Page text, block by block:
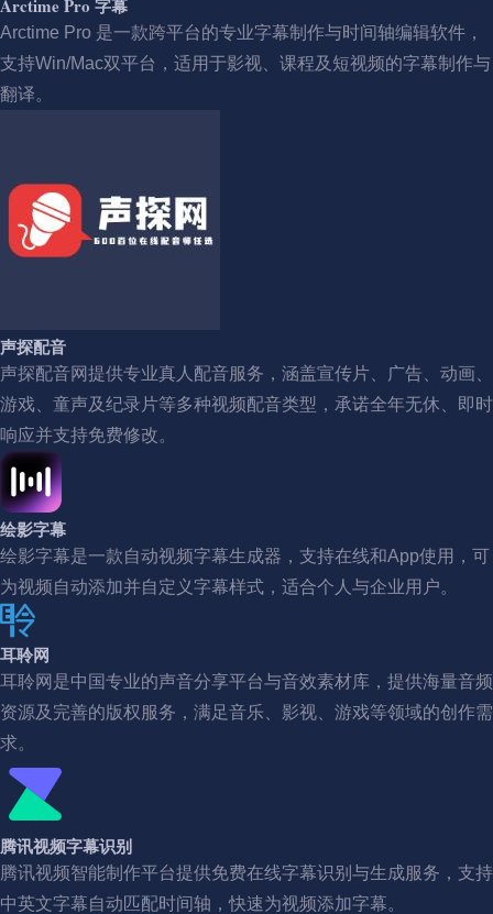
Arctime Pro 字幕
Arctime Pro 是一款跨平台的专业字幕制作与时间轴编辑软件，
支持Win/Mac双平台，适用于影视、课程及短视频的字幕制作与
翻译。
声探配音
声探配音网提供专业真人配音服务，涵盖宣传片、广告、动画、
游戏、童声及纪录片等多种视频配音类型，承诺全年无休、即时
响应并支持免费修改。
绘影字幕
绘影字幕是一款自动视频字幕生成器，支持在线和App使用，可
为视频自动添加并自定义字幕样式，适合个人与企业用户。
耳聆网
耳聆网是中国专业的声音分享平台与音效素材库，提供海量音频
资源及完善的版权服务，满足音乐、影视、游戏等领域的创作需
求。
腾讯视频字幕识别
腾讯视频智能制作平台提供免费在线字幕识别与生成服务，支持
中英文字幕自动匹配时间轴，快速为视频添加字幕。